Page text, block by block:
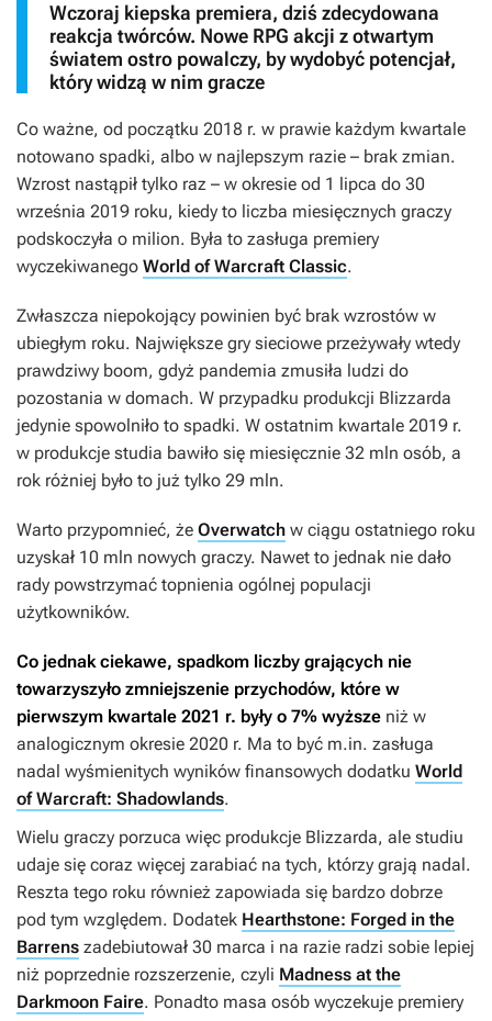
Wczoraj kiepska premiera, dziś zdecydowana
reakcja twórców. Nowe RPG akcji z otwartym
światem ostro powalczy, by wydobyć potencjał,
który widzą w nim gracze
Co ważne, od początku 2018 r. w prawie każdym kwartale
notowano spadki, albo w najlepszym razie – brak zmian.
Wzrost nastąpił tylko raz – w okresie od 1 lipca do 30
września 2019 roku, kiedy to liczba miesięcznych graczy
podskoczyła o milion. Była to zasługa premiery
wyczekiwanego World of Warcraft Classic.
Zwłaszcza niepokojący powinien być brak wzrostów w
ubiegłym roku. Największe gry sieciowe przeżywały wtedy
prawdziwy boom, gdyż pandemia zmusiła ludzi do
pozostania w domach. W przypadku produkcji Blizzarda
jedynie spowolniło to spadki. W ostatnim kwartale 2019 r.
w produkcje studia bawiło się miesięcznie 32 mln osób, a
rok różniej było to już tylko 29 mln.
Warto przypomnieć, że Overwatch w ciągu ostatniego roku
uzyskał 10 mln nowych graczy. Nawet to jednak nie dało
rady powstrzymać topnienia ogólnej populacji
użytkowników.
Co jednak ciekawe, spadkom liczby grających nie
towarzyszyło zmniejszenie przychodów, które w
pierwszym kwartale 2021 r. były o 7% wyższe niż w
analogicznym okresie 2020 r. Ma to być m.in. zasługa
nadal wyśmienitych wyników finansowych dodatku World
of Warcraft: Shadowlands.
Wielu graczy porzuca więc produkcje Blizzarda, ale studiu
udaje się coraz więcej zarabiać na tych, którzy grają nadal.
Reszta tego roku również zapowiada się bardzo dobrze
pod tym względem. Dodatek Hearthstone: Forged in the
Barrens zadebiutował 30 marca i na razie radzi sobie lepiej
niż poprzednie rozszerzenie, czyli Madness at the
Darkmoon Faire. Ponadto masa osób wyczekuje premiery